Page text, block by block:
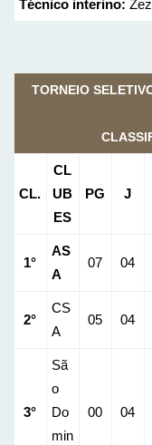
Técnico interino:
TORNEIO
CL.
CL
UB
ES
PG J
1°
AS
A
07 04
2°
CS
A
05 04
3°
Sã
o
Do
min
00 04